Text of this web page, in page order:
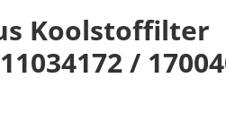
Koolstoffilter
/